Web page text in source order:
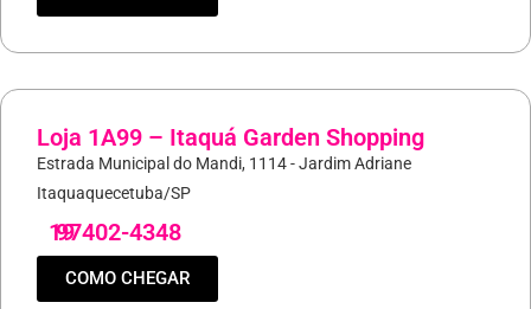
Loja 1A99 – Itaquá Garden Shopping
Estrada Municipal do Mandi, 1114 - Jardim Adriane
Itaquaquecetuba/SP
19
97402-4348
COMO CHEGAR